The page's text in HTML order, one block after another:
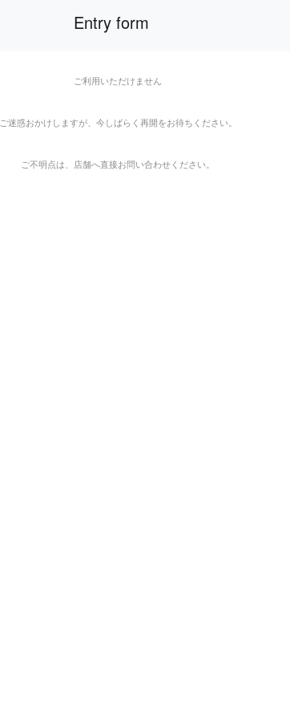
Entry form
ご利用いただけません
ご利用いただけません
ご迷惑おかけしますが、今しばらく再開をお待ちください。
ご不明点は、店舗へ直接お問い合わせください。